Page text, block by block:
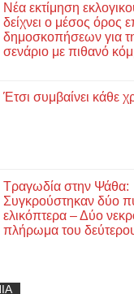
Νέα εκτίμηση
δείχνει ο μέσος όρος
δημοσκοπήσεων για
σενάριο με πιθανό
Έτσι συμβαίνει κάθε
Τραγωδία στην Ψάθα:
Συγκρούστηκαν δύο
ελικόπτερα – Δύο
πλήρωμα του